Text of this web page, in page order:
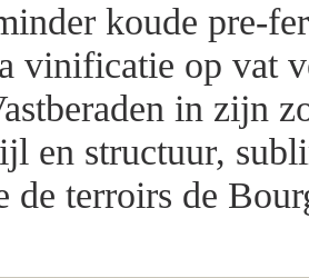
koude pre-
vinificatie op vat
in zijn
en structuur,
de terroirs de